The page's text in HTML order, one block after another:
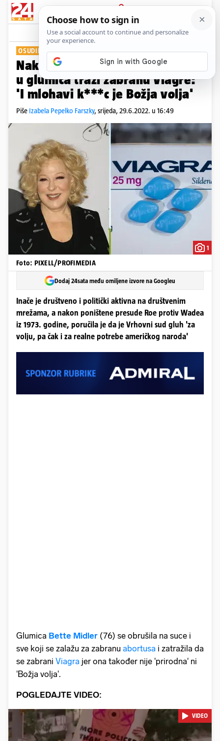
PRIJAVA
Show Komentari
OSUDILA ODLUKU
Nakon zabrane pobačaja u SAD-
u glumica traži zabranu Viagre:
'I mlohavi k***c je Božja volja'
Piše Izabela Pepelko Farszky, srijeda, 29.6.2022. u 16:49
1
Foto: PIXELL/PROFIMEDIA
Dodaj 24sata među omiljene izvore na Googleu
Inače je društveno i politički aktivna na društvenim
mrežama, a nakon poništene presude Roe protiv Wadea
iz 1973. godine, poručila je da je Vrhovni sud gluh 'za
volju, pa čak i za realne potrebe američkog naroda'
Glumica Bette Midler (76) se obrušila na suce i
sve koji se zalažu za zabranu abortusa i zatražila da
se zabrani Viagra jer ona također nije 'prirodna' ni
'Božja volja'.
POGLEDAJTE VIDEO:
VIDEO